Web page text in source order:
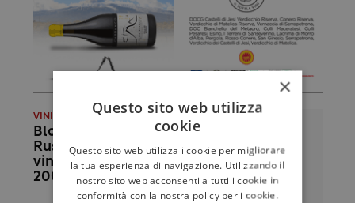
VINITALY 2022
Blocco export in
Russia e Ucraina: il
vino italiano perde
200 milioni
×
Questo sito web utilizza
cookie
Questo sito web utilizza i cookie per migliorare
la tua esperienza di navigazione. Utilizzando il
nostro sito web acconsenti a tutti i cookie in
conformità con la nostra policy per i cookie.